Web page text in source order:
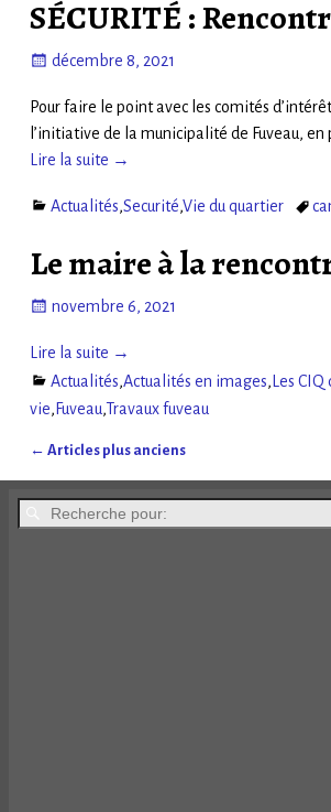
SÉCURITÉ :
décembre 8, 2021
Pour faire le point avec les comités
l’initiative de la municipalité de Fuveau,
Lire la suite →
Actualités,Securité,Vie du quartier
Le maire à la
novembre 6, 2021
Lire la suite →
Actualités,Actualités en images, Les
vie, Fuveau,Travaux fuveau
← Articles plus anciens